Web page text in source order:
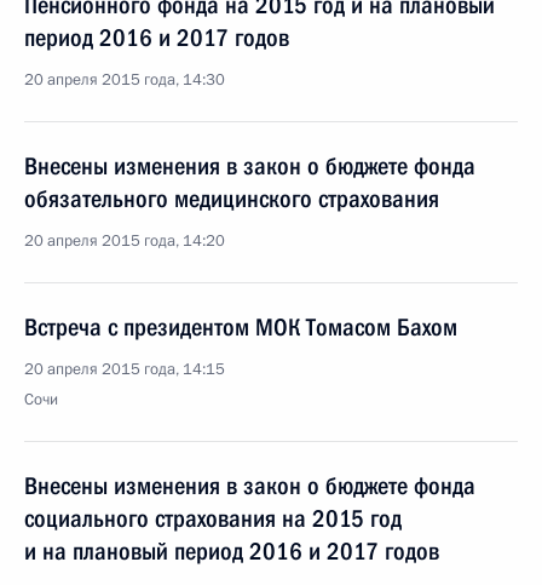
период 2016 и 2017 годов
20 апреля 2015 года, 14:30
Внесены изменения в закон о бюджете фонда
обязательного медицинского страхования
20 апреля 2015 года, 14:20
Встреча с президентом МОК Томасом Бахом
20 апреля 2015 года, 14:15
Сочи
Внесены изменения в закон о бюджете фонда
социального страхования на 2015 год
и на плановый период 2016 и 2017 годов